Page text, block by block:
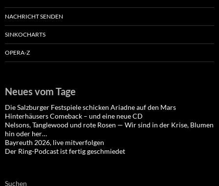
NACHRICHT SENDEN
SINKOCHARTS
OPERA-Z
Neues vom Tage
Die Salzburger Festspiele schicken Ariadne auf den Mars
Hinterhäusers Comeback – und eine neue CD
Nelsons, Tanglewood und rote Rosen — Wir sind in der Krise, Blumen
hin oder her…
Bayreuth 2026, live mitverfolgen
Der Ring-Podcast ist fertig geschmiedet
Suchen